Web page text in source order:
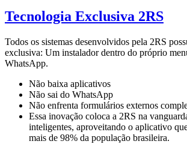
Tecnologia Exclusiva 2RS
Todos os sistemas desenvolvidos pela 2RS
exclusiva: Um instalador dentro do próprio
WhatsApp.
Não baixa aplicativos
Não sai do WhatsApp
Não enfrenta formulários externos
Essa inovação coloca a 2RS na
inteligentes, aproveitando o aplicativo
mais de 98% da população brasileira.